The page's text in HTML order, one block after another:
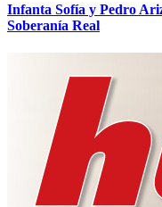
Infanta Sofía y Pedro
Soberanía Real